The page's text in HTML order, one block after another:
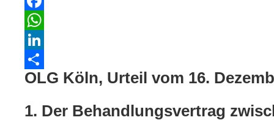
Facebook
WhatsApp
LinkedIn
Teilen
OLG Köln, Urteil vom 16.
1. Der Behandlungsvertrag